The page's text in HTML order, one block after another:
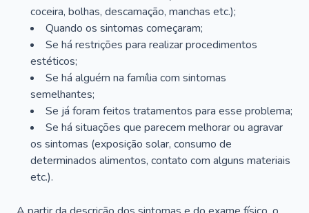
coceira, bolhas, descamação, manchas etc.);
Quando os sintomas começaram;
Se há restrições para realizar procedimentos
estéticos;
Se há alguém na família com sintomas
semelhantes;
Se já foram feitos tratamentos para esse problema;
Se há situações que parecem melhorar ou agravar
os sintomas (exposição solar, consumo de
determinados alimentos, contato com alguns materiais
etc.).